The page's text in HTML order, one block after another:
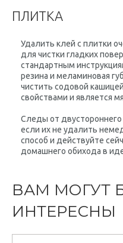
ПЛИТКА
Удалить клей с плитки
для чистки гладких
стандартным
резина и меламиновая
чистить содовой
свойствами и является
Следы от двустороннего
если их не удалить
способ и действуйте
домашнего обихода в
ВАМ МОГУТ
ИНТЕРЕСНЫ